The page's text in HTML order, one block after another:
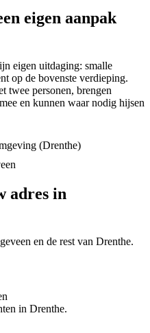
eigen aanpak
eigen uitdaging: smalle
op de bovenste verdieping.
twee personen, brengen
en kunnen waar nodig hijsen
(Drenthe)
adres in
en de rest van Drenthe.
in Drenthe.